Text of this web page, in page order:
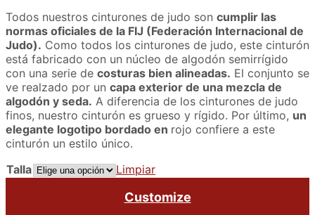
Todos nuestros cinturones de judo son cumplir las
normas oficiales de la FIJ (Federación Internacional de
Judo). Como todos los cinturones de judo, este cinturón
está fabricado con un núcleo de algodón semirrígido
con una serie de costuras bien alineadas. El conjunto se
ve realzado por un capa exterior de una mezcla de
algodón y seda. A diferencia de los cinturones de judo
finos, nuestro cinturón es grueso y rígido. Por último, un
elegante logotipo bordado en rojo confiere a este
cinturón un estilo único.
Talla
Limpiar
Customize